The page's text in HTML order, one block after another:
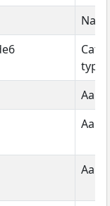
type